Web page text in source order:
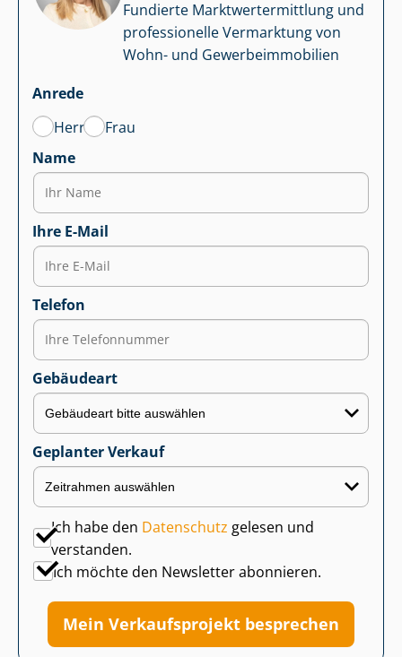
Fundierte Markt­wert­ermitt­lung und
professionelle Vermarktung von
Wohn- und Ge­wer­be­im­mo­bi­li­en
Anrede
Herr
Frau
Name
Ihre E-Mail
Telefon
Gebäudeart
Geplanter Verkauf
Ich habe den Datenschutz gelesen und
verstanden.
Ich möchte den Newsletter abonnieren.
Mein Verkaufsprojekt besprechen